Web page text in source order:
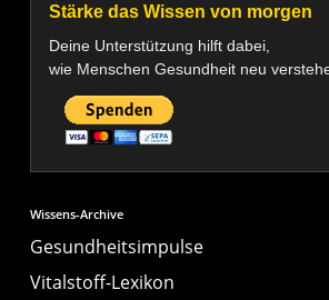
Stärke das Wissen von morgen
Deine Unterstützung hilft dabei,
wie Menschen Gesundheit neu
Wissens-Archive
Gesundheitsimpulse
Vitalstoff-Lexikon